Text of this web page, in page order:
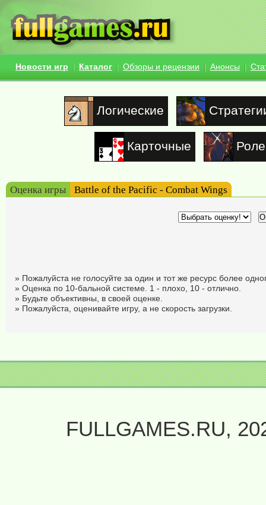
Новости игр Каталог Обзоры и рецензии Анонсы
Логические
Карточные
Оценка игры Battle of the Pacific - Combat Wings
» Пожалуйста не голосуйте за один и тот же ресурс более
» Оценка по 10-бальной системе. 1 - плохо, 10 - отлично.
» Будьте объективны, в своей оценке.
» Пожалуйста, оценивайте игру, а не скорость загрузки.
FULLGAMES.RU,